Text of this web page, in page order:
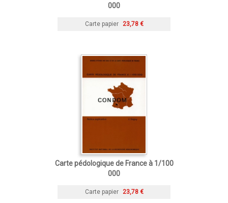
000
Carte papier 23,78 €
Carte pédologique de France à 1/100
000
Carte papier 23,78 €